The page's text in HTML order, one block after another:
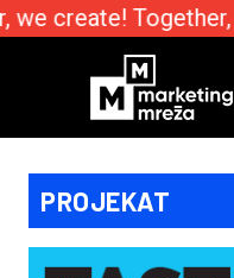
create! Together,
PROJEKAT